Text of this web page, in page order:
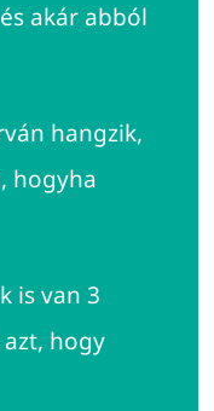
akár abból
hangzik,
hogyha
is van 3
hogy